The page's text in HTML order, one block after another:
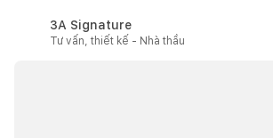
3A Signature
Tư vấn, thiết kế - Nhà thầu